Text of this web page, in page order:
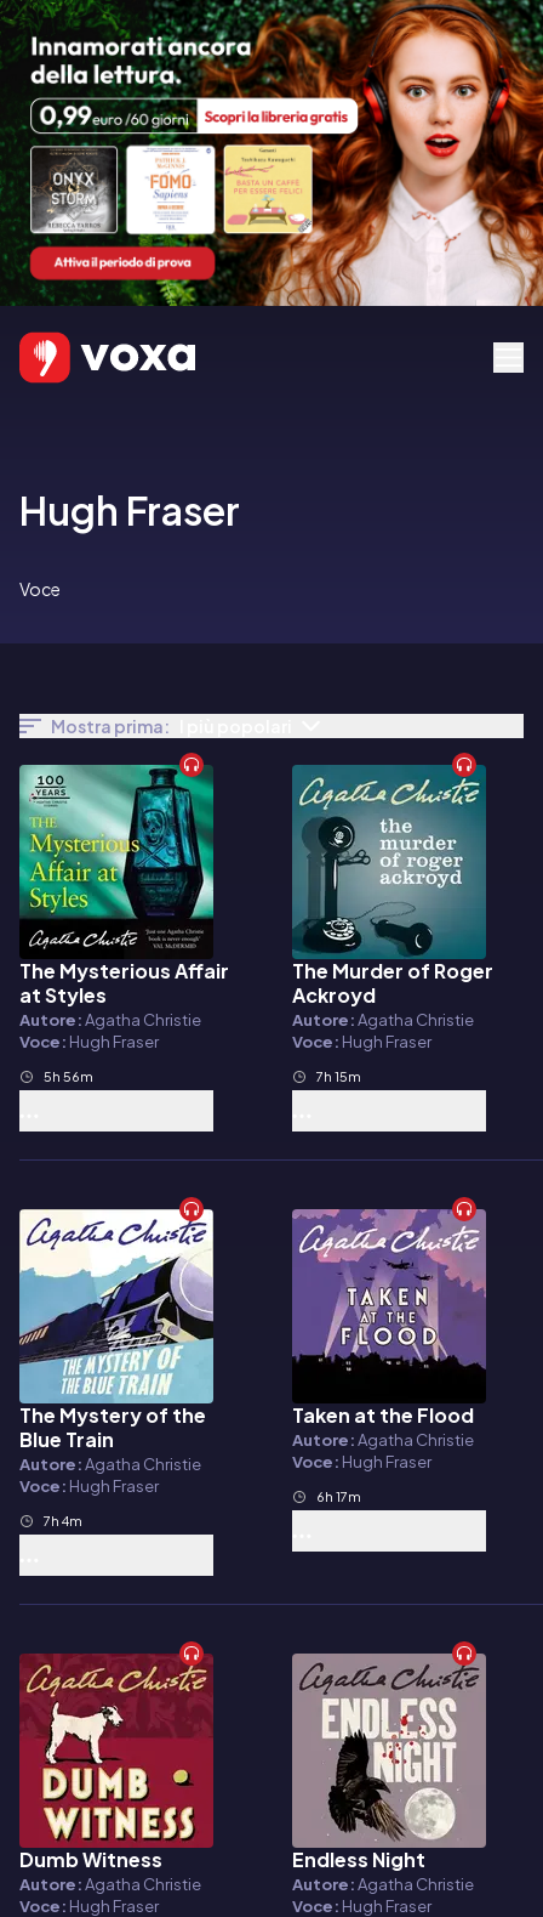
Hugh Fraser
Voce
Mostra prima:
Audiolibro
The Mysterious Affair
at Styles
Autore:Agatha Christie
Voce: Hugh Fraser
5h 56m
Audiolibro
The Murder of Roger
Ackroyd
Autore:Agatha Christie
Voce: Hugh Fraser
7h 15m
Audiolibro
The Mystery of the
Blue Train
Autore:Agatha Christie
Voce: Hugh Fraser
7h 4m
Audiolibro
Taken at the Flood
Autore:Agatha Christie
Voce: Hugh Fraser
6h 17m
Audiolibro
Dumb Witness
Autore:Agatha Christie
Voce: Hugh Fraser
Audiolibro
Endless Night
Autore:Agatha Christie
Voce: Hugh Fraser